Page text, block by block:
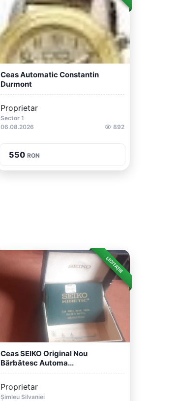
Ceas Automatic Constantin
Durmont
Proprietar
Sector 1
06.08.2026
892
550 RON
LICITAȚIE
Ceas SEIKO Original Nou
Bărbătesc Automa...
Proprietar
Șimleu Silvaniei